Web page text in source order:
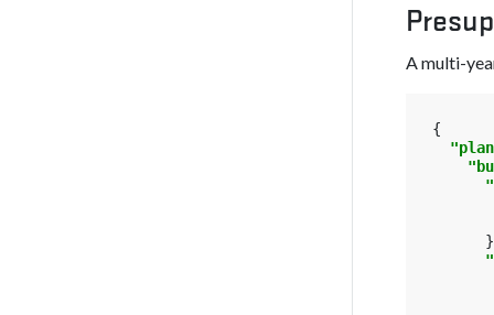
A multi-
{